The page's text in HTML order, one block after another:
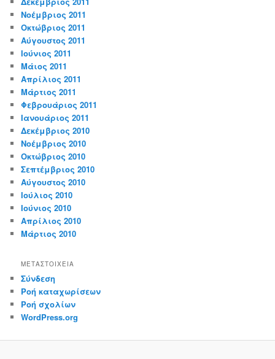
Νοέμβριος 2011
Οκτώβριος 2011
Αύγουστος 2011
Ιούνιος 2011
Μάιος 2011
Απρίλιος 2011
Μάρτιος 2011
Φεβρουάριος 2011
Ιανουάριος 2011
Δεκέμβριος 2010
Νοέμβριος 2010
Οκτώβριος 2010
Σεπτέμβριος 2010
Αύγουστος 2010
Ιούλιος 2010
Ιούνιος 2010
Απρίλιος 2010
Μάρτιος 2010
ΜΕΤΑΣΤΟΙΧΕΊΑ
Σύνδεση
Ροή καταχωρίσεων
Ροή σχολίων
WordPress.org